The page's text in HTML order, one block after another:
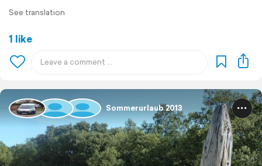
See translation
1 like
Sommerurlaub 2013